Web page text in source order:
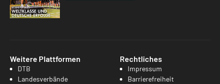
Weitere Plattformen
DTB
Landesverbände
Rechtliches
Impressum
Barrierefreiheit